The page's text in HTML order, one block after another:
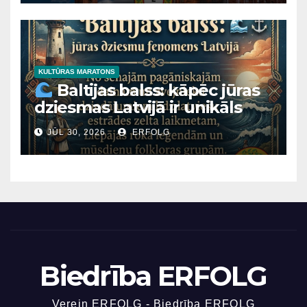
Kalkūnes pilij, majestātiskajai
Mārtiņa Lutera baznīcai
Daugavpilī un Latvijas
Nacionālā mākslas muzeja
ēkai Rīgā ir viens un tas pats
“arhitektoniskais tēvs”?
KULTŪRAS MARATONS
Baltijas balss: kāpēc jūras
dziesmas Latvijā ir unikāls
fenomens?
JŪL 30, 2026 ERFOLG
Biedrība ERFOLG
Verein ERFOLG - Biedrība ERFOLG